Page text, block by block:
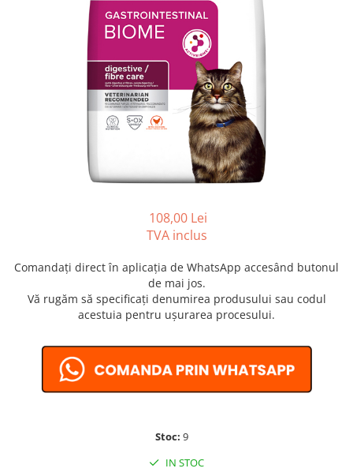
Suport Articular
Suport Digestiv
108,00 Lei
TVA inclus
Comandați direct în aplicația de WhatsApp accesând butonul
de mai jos.
Vă rugăm să specificați denumirea produsului sau codul
acestuia pentru ușurarea procesului.
Stoc: 9
IN STOC